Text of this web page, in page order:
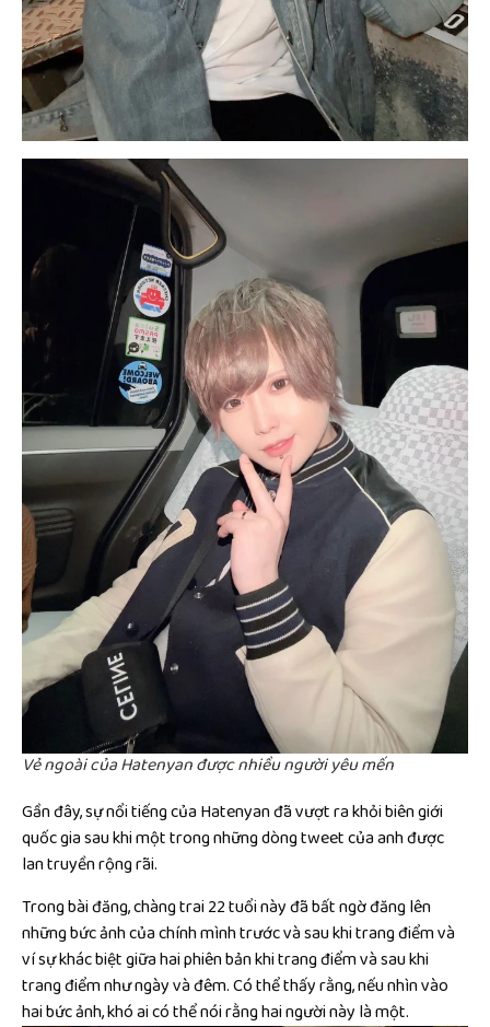
Vẻ ngoài của Hatenyan được nhiều người yêu mến
Gần đây, sự nổi tiếng của Hatenyan đã vượt ra khỏi biên giới
quốc gia sau khi một trong những dòng tweet của anh được
lan truyền rộng rãi.
Trong bài đăng, chàng trai 22 tuổi này đã bất ngờ đăng lên
những bức ảnh của chính mình trước và sau khi trang điểm và
ví sự khác biệt giữa hai phiên bản khi trang điểm và sau khi
trang điểm như ngày và đêm. Có thể thấy rằng, nếu nhìn vào
hai bức ảnh, khó ai có thể nói rằng hai người này là một.